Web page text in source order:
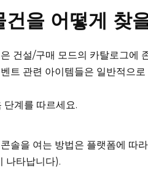
을 어떻게 찾
건설/구매 모드의 카탈로그에
트 관련 아이템들은 일반적으
단계를 따르세요.
솔을 여는 방법은 플랫폼에 따
나타납니다).